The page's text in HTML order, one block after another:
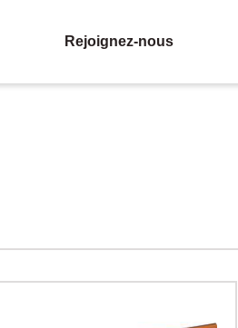
Rejoignez-nous